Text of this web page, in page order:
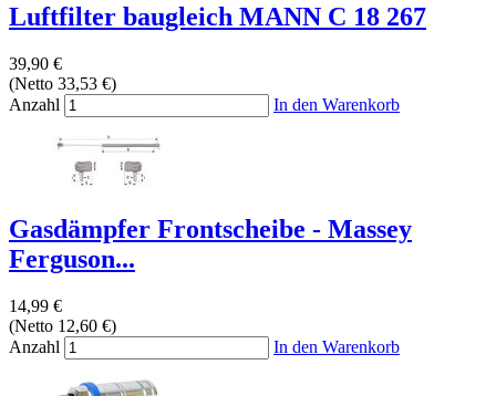
Luftfilter baugleich MANN C 18 267
39,90 €
(Netto 33,53 €)
Anzahl
In den Warenkorb
Gasdämpfer Frontscheibe - Massey
Ferguson...
14,99 €
(Netto 12,60 €)
Anzahl
In den Warenkorb